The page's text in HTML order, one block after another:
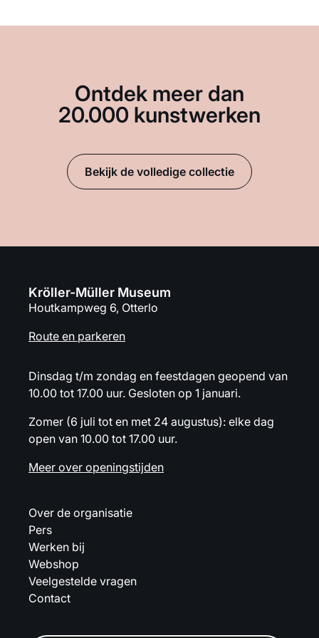
Ontdek meer dan
20.000 kunstwerken
Bekijk de volledige collectie
Kröller-Müller Museum
Houtkampweg 6, Otterlo
Route en parkeren
Dinsdag t/m zondag en feestdagen geopend van
10.00 tot 17.00 uur. Gesloten op 1 januari.
Zomer (6 juli tot en met 24 augustus): elke dag
open van 10.00 tot 17.00 uur.
Meer over openingstijden
Over de organisatie
Pers
Werken bij
Webshop
Veelgestelde vragen
Contact